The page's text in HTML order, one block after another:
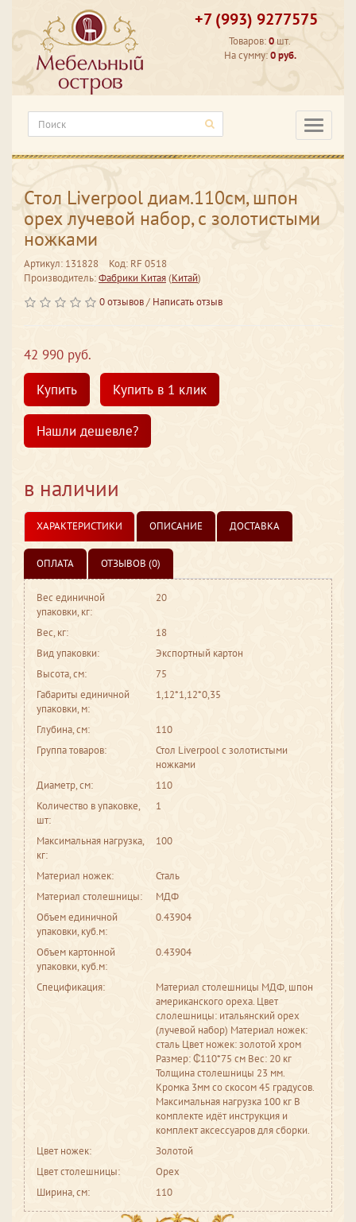
+7 (993) 9277575
Товаров:0 шт.
На сумму:0 руб.
Стол Liverpool диам.110см, шпон
орех лучевой набор, с золотистыми
ножками
Артикул: 131828
Код: RF 0518
Производитель:Фабрики Китая(Китай)
0 отзывов/ Написать отзыв
42 990 руб.
Купить
Купить в 1 клик
Нашли дешевле?
в наличии
ХАРАКТЕРИСТИКИ ОПИСАНИЕ ДОСТАВКА
ОПЛАТА ОТЗЫВОВ (0)
Вес единичной
упаковки, кг:
20
Вес, кг:
18
Вид упаковки:
Экспортный картон
Высота, см:
75
Габариты единичной
упаковки, м:
1,12*1,12*0,35
Глубина, см:
110
Группа товаров:
Стол Liverpool с золотистыми
ножками
Диаметр, см:
110
Количество в упаковке,
шт:
1
Максимальная нагрузка,
кг:
100
Материал ножек:
Сталь
Материал столешницы:
МДФ
Объем единичной
упаковки, куб.м:
0.43904
Объем картонной
упаковки, куб.м:
0.43904
Спецификация:
Материал столешницы МДФ, шпон
американского ореха. Цвет
слолешницы: итальянский орех
(лучевой набор) Материал ножек:
сталь Цвет ножек: золотой хром
Размер: ₵110*75 см Вес: 20 кг
Толщина столешницы 23 мм.
Кромка 3мм со скосом 45 градусов.
Максимальная нагрузка 100 кг В
комплекте идёт инструкция и
комплект аксессуаров для сборки.
Цвет ножек:
Золотой
Цвет столешницы:
Орех
Ширина, см:
110